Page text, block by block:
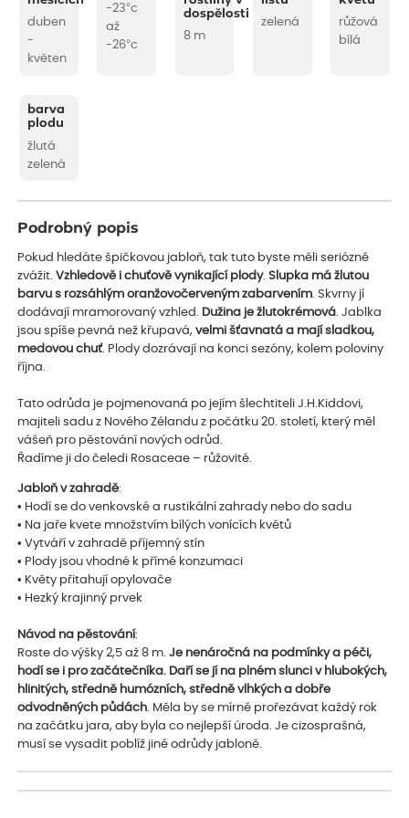
duben
-
květen
-23°c
až
-26°c
dospělosti
8 m
zelená
růžová
bílá
barva
plodu
žlutá
zelená
Podrobný popis
Pokud hledáte špičkovou jabloň, tak tuto byste měli seriózně
zvážit.Vzhledově i chuťově vynikající plody.Slupka má žlutou
barvu s rozsáhlým oranžovočerveným zabarvením. Skvrny jí
dodávají mramorovaný vzhled. Dužina je žlutokrémová. Jablka
jsou spíše pevná než křupavá,velmi šťavnatá a mají sladkou,
medovou chuť. Plody dozrávají na konci sezóny, kolem poloviny
října.
Tato odrůda je pojmenovaná po jejím šlechtiteli J.H.Kiddovi,
majiteli sadu z Nového Zélandu z počátku 20. století, který měl
vášeň pro pěstování nových odrůd.
Řadíme ji do čeledi Rosaceae – růžovité.
Jabloň v zahradě:
• Hodí se do venkovské a rustikální zahrady nebo do sadu
• Na jaře kvete množstvím bílých vonících květů
• Vytváří v zahradě příjemný stín
• Plody jsou vhodné k přímé konzumaci
• Květy přitahují opylovače
• Hezký krajinný prvek
Návod na pěstování:
Roste do výšky 2,5 až 8 m.Je nenáročná na podmínky a péči,
hodí se i pro začátečníka. Daří se jí na plném slunci v hlubokých,
hlinitých, středně humózních, středně vlhkých a dobře
odvodněných půdách. Měla by se mírně prořezávat každý rok
na začátku jara, aby byla co nejlepší úroda. Je cizosprašná,
musí se vysadit poblíž jiné odrůdy jabloně.